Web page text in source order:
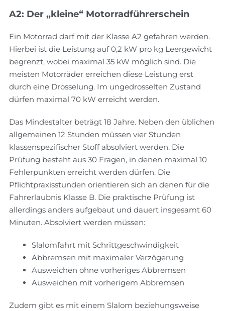
A2: Der „kleine“ Motorradführerschein
Ein Motorrad darf mit der Klasse A2 gefahren werden.
Hierbei ist die Leistung auf 0,2 kW pro kg Leergewicht
begrenzt, wobei maximal 35 kW möglich sind. Die
meisten Motorräder erreichen diese Leistung erst
durch eine Drosselung. Im ungedrosselten Zustand
dürfen maximal 70 kW erreicht werden.
Das Mindestalter beträgt 18 Jahre. Neben den üblichen
allgemeinen 12 Stunden müssen vier Stunden
klassenspezifischer Stoff absolviert werden. Die
Prüfung besteht aus 30 Fragen, in denen maximal 10
Fehlerpunkten erreicht werden dürfen. Die
Pflichtpraxisstunden orientieren sich an denen für die
Fahrerlaubnis Klasse B. Die praktische Prüfung ist
allerdings anders aufgebaut und dauert insgesamt 60
Minuten. Absolviert werden müssen:
Slalomfahrt mit Schrittgeschwindigkeit
Abbremsen mit maximaler Verzögerung
Ausweichen ohne vorheriges Abbremsen
Ausweichen mit vorherigem Abbremsen
Zudem gibt es mit einem Slalom beziehungsweise